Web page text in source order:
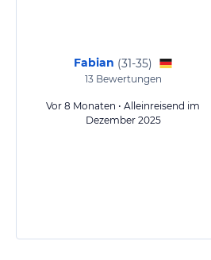
Fabian (31-35)
13Bewertungen
Vor 8 Monaten • Alleinreisend im
Dezember 2025